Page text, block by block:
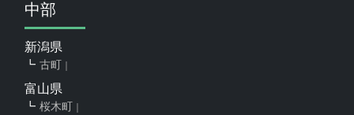
中部
新潟県
古町
富山県
桜木町